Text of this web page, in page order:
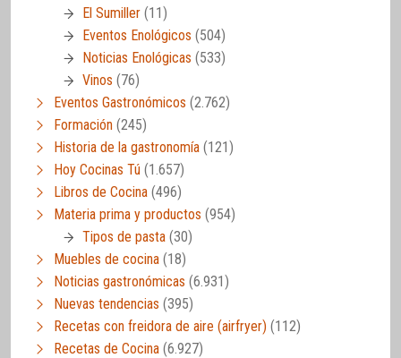
El Sumiller (11)
Eventos Enológicos (504)
Noticias Enológicas (533)
Vinos (76)
Eventos Gastronómicos (2.762)
Formación (245)
Historia de la gastronomía (121)
Hoy Cocinas Tú (1.657)
Libros de Cocina (496)
Materia prima y productos (954)
Tipos de pasta (30)
Muebles de cocina (18)
Noticias gastronómicas (6.931)
Nuevas tendencias (395)
Recetas con freidora de aire (airfryer) (112)
Recetas de Cocina (6.927)